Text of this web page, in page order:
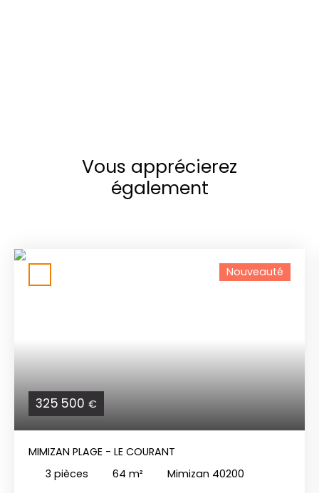
Vous apprécierez
également
325 500 €
Nouveauté
MIMIZAN PLAGE - LE COURANT
3 pièces 64 m²
Mimizan 40200